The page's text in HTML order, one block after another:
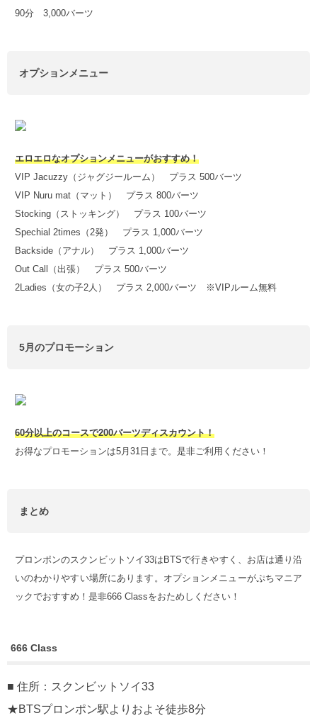
90分 3,000バーツ
オプションメニュー
エロエロなオプションメニューがおすすめ！
VIP Jacuzzy（ジャグジールーム） プラス 500バーツ
VIP Nuru mat（マット） プラス 800バーツ
Stocking（ストッキング） プラス 100バーツ
Spechial 2times（2発） プラス 1,000バーツ
Backside（アナル） プラス 1,000バーツ
Out Call（出張） プラス 500バーツ
2Ladies（女の子2人） プラス 2,000バーツ ※VIPルーム無料
5月のプロモーション
60分以上のコースで200バーツディスカウント！
お得なプロモーションは5月31日まで。是非ご利用ください！
まとめ
プロンポンのスクンビットソイ33はBTSで行きやすく、お店は通り沿
いのわかりやすい場所にあります。オプションメニューがぷちマニア
ックでおすすめ！是非666 Classをおためしください！
666 Class
■ 住所：スクンビットソイ33
★BTSプロンポン駅よりおよそ徒歩8分